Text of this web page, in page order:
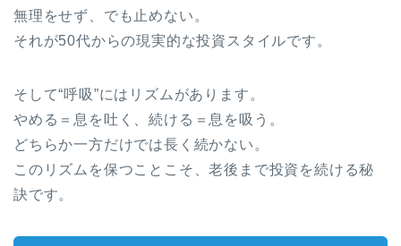
無理をせず、でも止めない。
それが50代からの現実的な投資スタイルです。
そして“呼吸”にはリズムがあります。
やめる＝息を吐く、続ける＝息を吸う。
どちらか一方だけでは長く続かない。
このリズムを保つことこそ、老後まで投資を続ける秘
訣です。